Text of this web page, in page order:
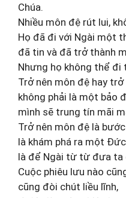
Chúa.
Nhiều môn đệ rút lui,
Họ đã đi với Ngài một
đã tin và đã trở thành
Nhưng họ không thể đi
Trở nên môn đệ hay
không phải là một bảo
mình sẽ trung tín mãi
Trở nên môn đệ là
là khám phá ra một
là để Ngài từ từ đưa ta
Cuộc phiêu lưu nào
cũng đòi chút liều lĩnh,